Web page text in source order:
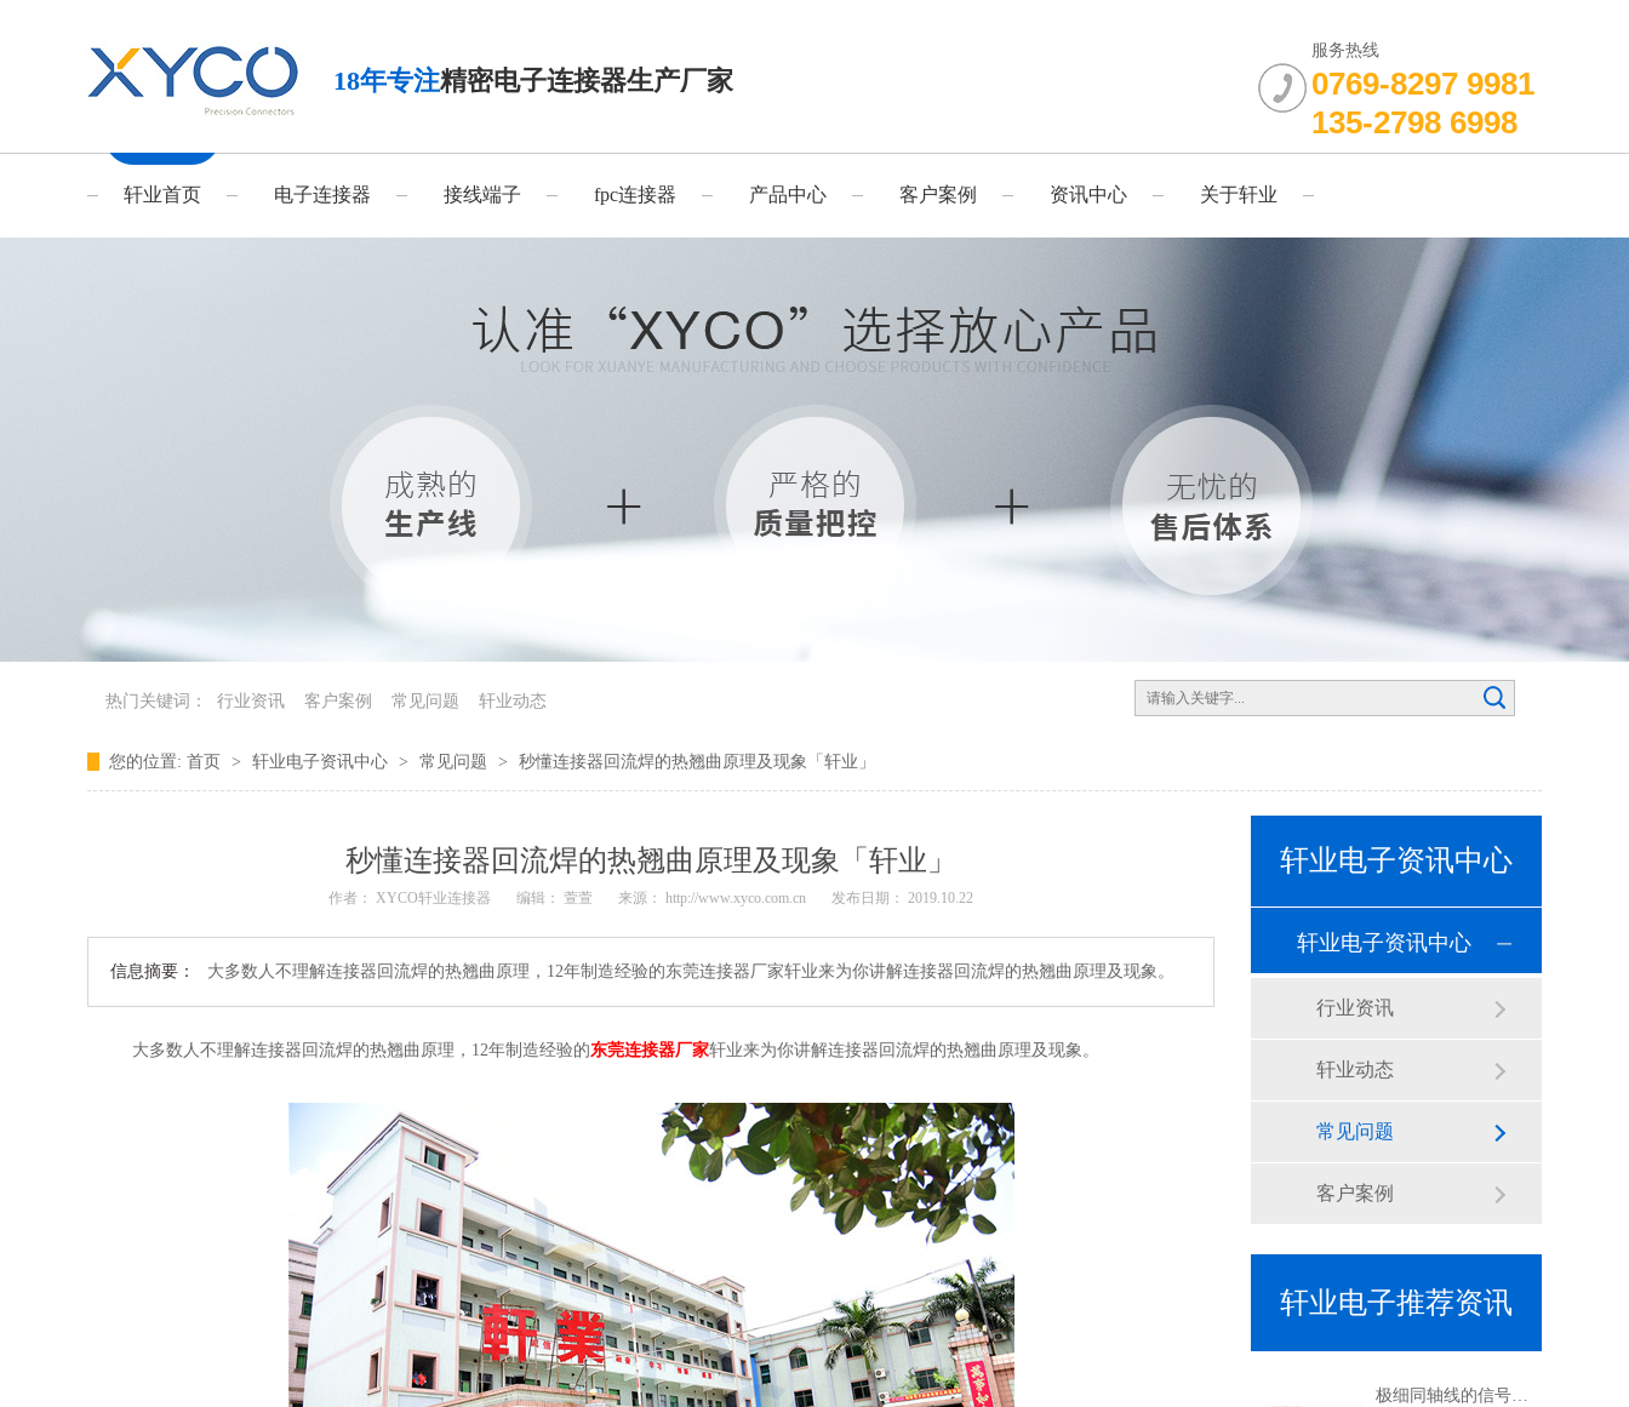
18年专注精密电子连接器生产厂家
服务热线
0769-8297 9981
135-2798 6998
轩业首页 电子连接器 接线端子 fpc连接器 产品中心 客户案例 资讯中心 关于轩业
热门关键词： 行业资讯 客户案例 常见问题 轩业动态
您的位置: 首页 > 轩业电子资讯中心 > 常见问题 > 秒懂连接器回流焊的热翘曲原理及现象「轩业」
秒懂连接器回流焊的热翘曲原理及现象「轩业」
作者： XYCO轩业连接器 编辑： 萱萱 来源： http://www.xyco.com.cn 发布日期： 2019.10.22
信息摘要： 大多数人不理解连接器回流焊的热翘曲原理，12年制造经验的东莞连接器厂家轩业来为你讲解连接器回流焊的热翘曲原理及现象。
大多数人不理解连接器回流焊的热翘曲原理， 12年制造经验的东莞连接器厂家轩业来为你讲解连接器回流焊的热翘曲原理及现象。
轩业电子资讯中心
轩业电子资讯中心
行业资讯
轩业动态
常见问题
客户案例
轩业电子推荐资讯
极细同轴线的信号传输优势有哪些？为何要使用焊接式连接器